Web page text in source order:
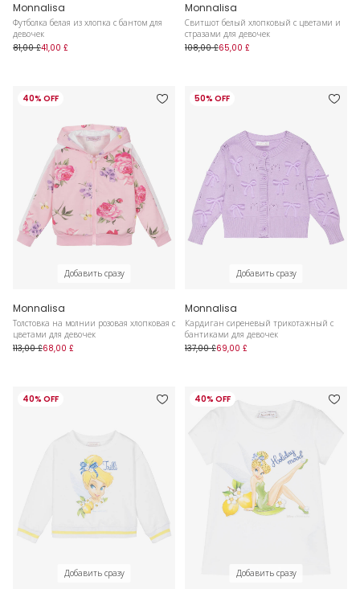
Monnalisa
Футболка белая из хлопка с бантом для
девочек
81,00 £41,00 £
Monnalisa
Свитшот белый хлопковый с цветами и
стразами для девочек
108,00 £65,00 £
40% OFF
Добавить сразу
Monnalisa
Толстовка на молнии розовая хлопковая с
цветами для девочек
113,00 £68,00 £
50% OFF
Добавить сразу
Monnalisa
Кардиган сиреневый трикотажный с
бантиками для девочек
137,00 £69,00 £
40% OFF
Добавить сразу
40% OFF
Добавить сразу